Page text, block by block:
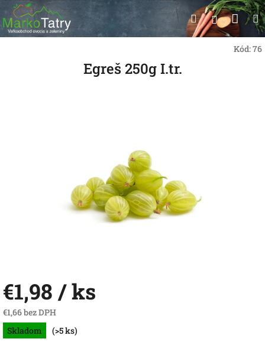
Prejsť
na
obsah
Hľadať
Kód:76
Egreš 250g I.tr.
€1,98 / ks
€1,66 bez DPH
Jednotková
cena:
Skladom (>5 ks)